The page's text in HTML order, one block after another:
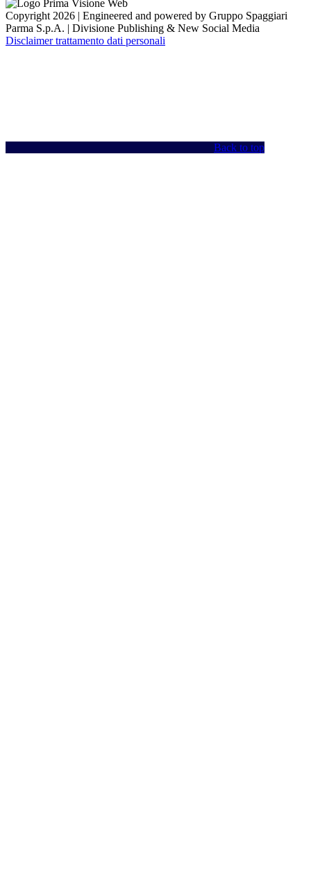
Copyright 2026 | Engineered and powered by Gruppo Spaggiari
Parma S.p.A. | Divisione Publishing & New Social Media
Disclaimer trattamento dati personali
Back to top